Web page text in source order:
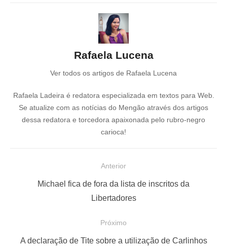
Rafaela Lucena
Ver todos os artigos de Rafaela Lucena
Rafaela Ladeira é redatora especializada em textos para Web.
Se atualize com as notícias do Mengão através dos artigos
dessa redatora e torcedora apaixonada pelo rubro-negro
carioca!
Anterior
Michael fica de fora da lista de inscritos da
Libertadores
Próximo
A declaração de Tite sobre a utilização de Carlinhos